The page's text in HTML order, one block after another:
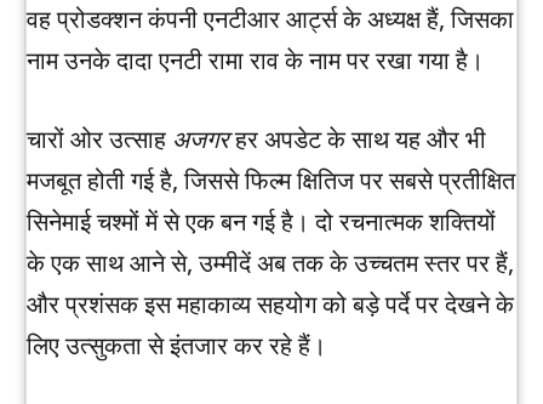
वह प्रोडक्शन कंपनी एनटीआर आर्ट्स के अध्यक्ष हैं, जिसका
नाम उनके दादा एनटी रामा राव के नाम पर रखा गया है।
चारों ओर उत्साह अजगरहर अपडेट के साथ यह और भी
मजबूत होती गई है, जिससे फिल्म क्षितिज पर सबसे प्रतीक्षित
सिनेमाई चश्मों में से एक बन गई है। दो रचनात्मक शक्तियों
के एक साथ आने से, उम्मीदें अब तक के उच्चतम स्तर पर हैं,
और प्रशंसक इस महाकाव्य सहयोग को बड़े पर्दे पर देखने के
लिए उत्सुकता से इंतजार कर रहे हैं।